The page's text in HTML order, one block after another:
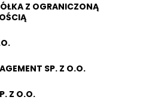
Z OGRANICZONĄ
SP. Z O.O.
Z O.O.